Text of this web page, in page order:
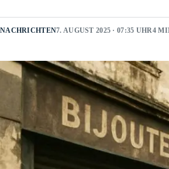
NACHRICHTEN7. AUGUST 2025 · 07:35 UHR4